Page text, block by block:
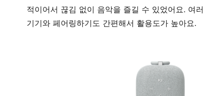
적이어서 끊김 없이 음악을 즐길 수 있었어요. 여러
기기와 페어링하기도 간편해서 활용도가 높아요.